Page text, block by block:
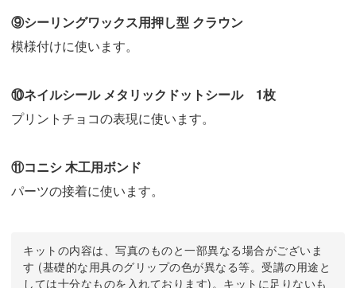
⑨シーリングワックス用押し型 クラウン
模様付けに使います。
⑩ネイルシール メタリックドットシール 1枚
プリントチョコの表現に使います。
⑪コニシ 木工用ボンド
パーツの接着に使います。
キットの内容は、写真のものと一部異なる場合がございま
す (基礎的な用具のグリップの色が異なる等。受講の用途と
しては十分なものを入れております)。キットに足りないも